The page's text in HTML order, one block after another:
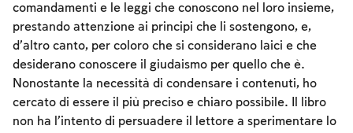
comandamenti e le leggi che conoscono nel loro insieme,
prestando attenzione ai principi che li sostengono, e,
d’altro canto, per coloro che si considerano laici e che
desiderano conoscere il giudaismo per quello che è.
Nonostante la necessità di condensare i contenuti, ho
cercato di essere il più preciso e chiaro possibile. Il libro
non ha l’intento di persuadere il lettore a sperimentare lo